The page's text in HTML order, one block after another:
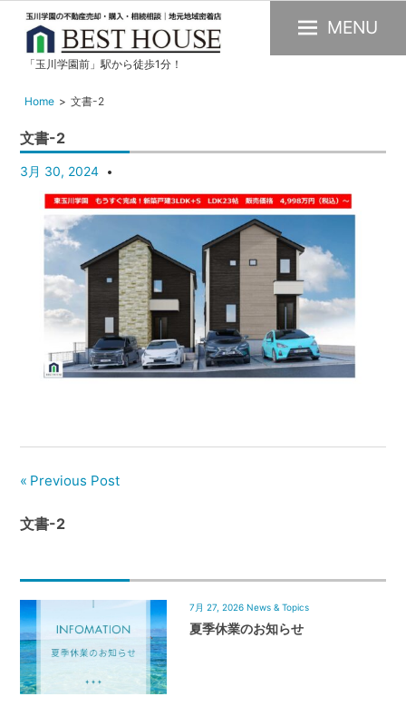
玉
川
園
の
不
産
購
入・
売
賃
地
域
密
BEST
HOUSE
「玉川学園前」駅から徒歩1分！
MENU
Home 文書-2
文書-2
3月 30, 2024
Previous Post
文書-2
7月 27, 2026 News & Topics
夏季休業のお知らせ